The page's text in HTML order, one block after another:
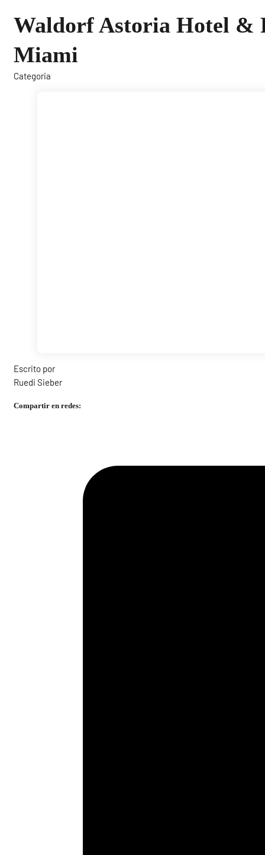
Waldorf Astoria Hotel &
Miami
Categoria
Escrito por
Ruedi Sieber
Compartir en redes: